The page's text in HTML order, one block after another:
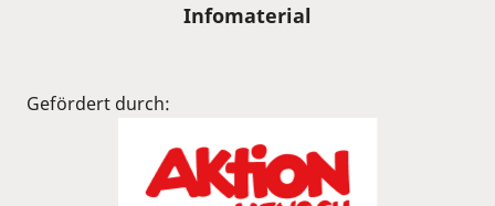
Infomaterial
Gefördert durch: